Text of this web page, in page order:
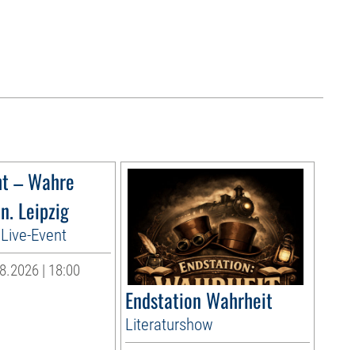
– Wahre
Leipzig
Event
| 18:00
Endstation Wahrheit
Literaturshow